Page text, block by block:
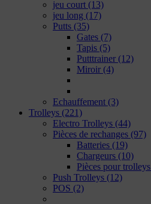
jeu court (13)
jeu long (17)
Putts (35)
Gates (7)
Tapis (5)
Putttrainer (12)
Miroir (4)
Echauffement (3)
Trolleys (221)
Electro Trolleys (44)
Pièces de rechanges (97)
Batteries (19)
Chargeurs (10)
Pièces pour trolleys
Push Trolleys (12)
POS (2)